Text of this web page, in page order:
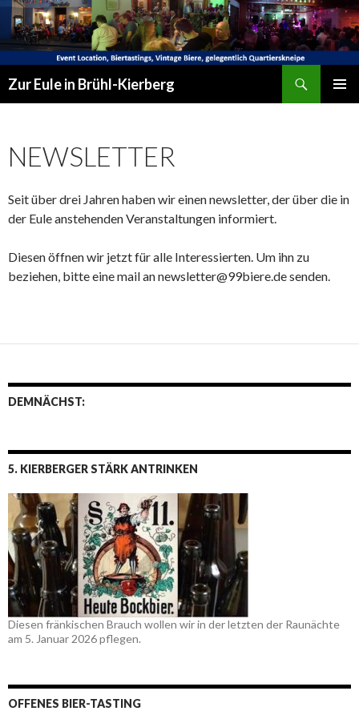
Zur Eule in Brühl-Kierberg
NEWSLETTER
Seit über drei Jahren haben wir einen newsletter, der über die in
der Eule anstehenden Veranstaltungen informiert.
Diesen öffnen wir jetzt für alle Interessierten. Um ihn zu
beziehen, bitte eine mail an newsletter@99biere.de senden.
DEMNÄCHST:
5. KIERBERGER STÄRK ANTRINKEN
Diesen fränkischen Brauch wollen wir in der letzten der Raunächte
am 5. Januar 2026 pflegen.
OFFENES BIER-TASTING